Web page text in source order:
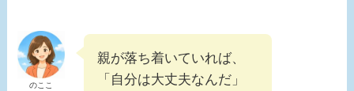
のここ
親が落ち着いていれば、
「自分は大丈夫なんだ」